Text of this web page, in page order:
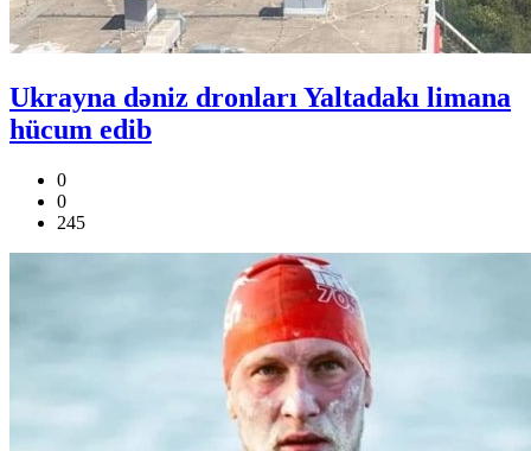
Ukrayna dəniz dronları Yaltadakı limana
hücum edib
0
0
245